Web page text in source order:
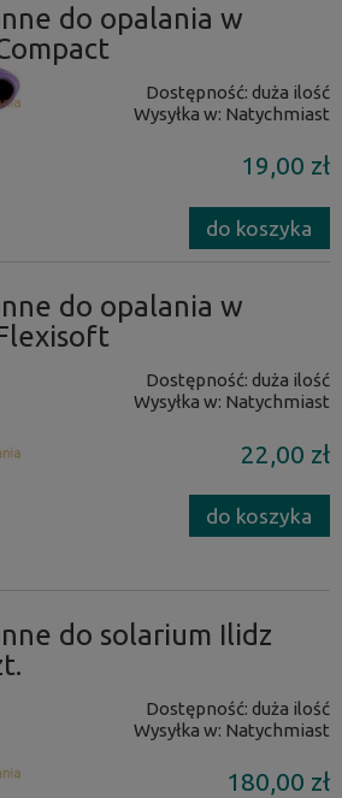
do opalania w
Dostępność: duża ilość
Wysyłka w: Natychmiast
19,00 zł
do koszyka
do opalania w
Dostępność: duża ilość
Wysyłka w: Natychmiast
22,00 zł
do koszyka
do solarium Ilidz
Dostępność: duża ilość
Wysyłka w: Natychmiast
180,00 zł